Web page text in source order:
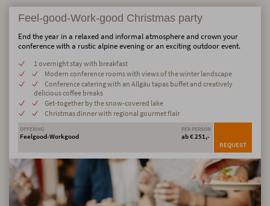
Feel-good-Work-good Christmas party
End the year in a relaxed and informal atmosphere and crown your
conference with a rustic alpine evening or an exciting outdoor event.
1 overnight stay with breakfast
Modern conference rooms with views of the winter landscape
Conference catering with an Allgäu tapas buffet and creatively
delicious coffee breaks
Get-together by the snow-covered lake
Christmas dinner with regional gourmet flair
OFFERING
Feelgood-Workgood
PER PERSON
ab € 251,-
REQUEST